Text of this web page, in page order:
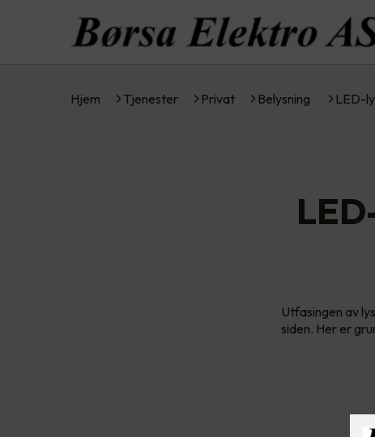
Hjem Tjenester Privat Belysning LED-
Utfasingen av
siden. Her er